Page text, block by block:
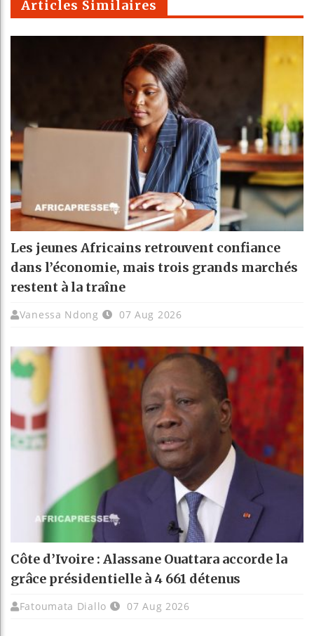
Articles Similaires
Les jeunes Africains retrouvent confiance
dans l’économie, mais trois grands marchés
restent à la traîne
Vanessa Ndong 07 Aug 2026
Côte d’Ivoire : Alassane Ouattara accorde la
grâce présidentielle à 4 661 détenus
Fatoumata Diallo 07 Aug 2026